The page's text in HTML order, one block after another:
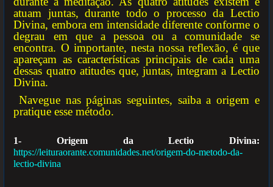
atuam juntas, durante todo o processo da Lectio
Divina, embora em intensidade diferente conforme o
degrau em que a pessoa ou a comunidade se
encontra. O importante, nesta nossa reflexão, é que
apareçam as características principais de cada uma
dessas quatro atitudes que, juntas, integram a Lectio
Divina.
Navegue nas páginas seguintes, saiba a origem e
pratique esse método.
1- Origem da Lectio Divina:
https://leituraorante.comunidades.net/origem-do-metodo-da-
lectio-divina